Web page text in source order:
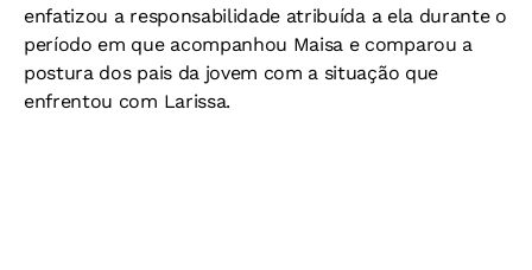
enfatizou a responsabilidade atribuída a ela durante o
período em que acompanhou Maisa e comparou a
postura dos pais da jovem com a situação que
enfrentou com Larissa.